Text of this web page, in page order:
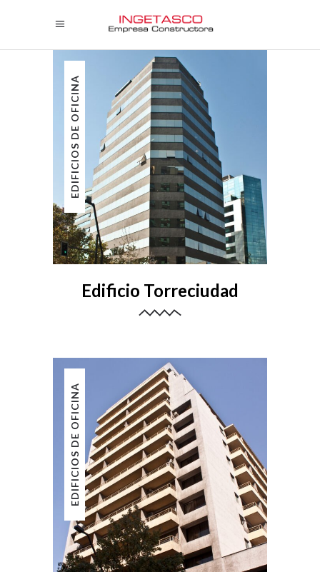
EDIFICIOS DE OFICINA
Edificio Torreciudad
EDIFICIOS DE OFICINA